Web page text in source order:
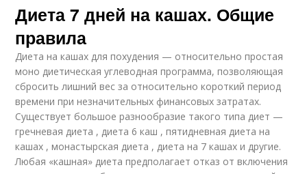
Диета 7 дней на кашах. Общие
правила
Диета на кашах для похудения — относительно простая
моно диетическая углеводная программа, позволяющая
сбросить лишний вес за относительно короткий период
времени при незначительных финансовых затратах.
Существует большое разнообразие такого типа диет —
гречневая диета , диета 6 каш , пятидневная диета на
кашах , монастырская диета , диета на 7 кашах и другие.
Любая «кашная» диета предполагает отказ от включения